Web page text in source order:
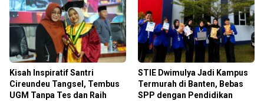
Kisah Inspiratif Santri
Cireundeu Tangsel, Tembus
UGM Tanpa Tes dan Raih
STIE Dwimulya Jadi Kampus
Termurah di Banten, Bebas
SPP dengan Pendidikan